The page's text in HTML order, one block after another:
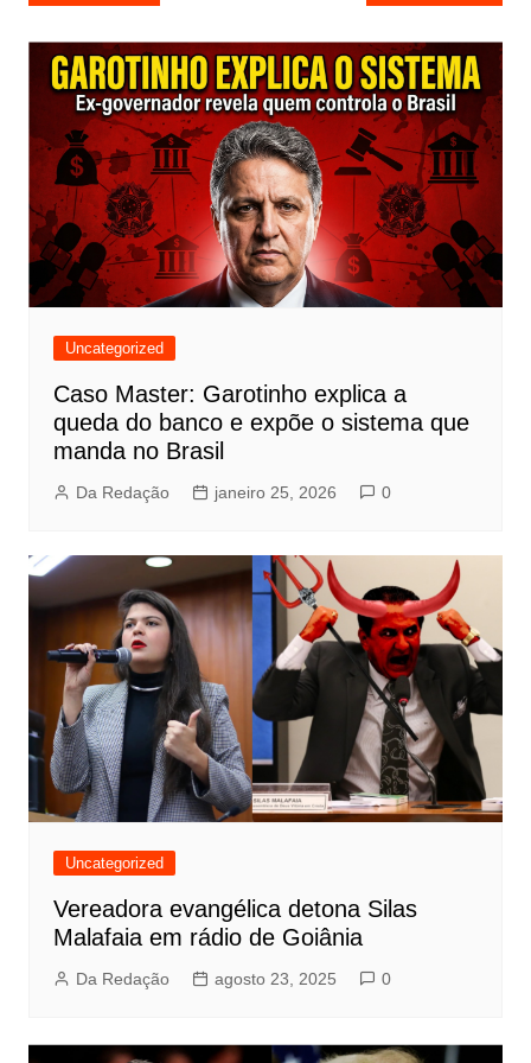
de
Post
Uncategorized
Caso Master: Garotinho explica a
queda do banco e expõe o sistema que
manda no Brasil
Da Redação janeiro 25, 2026 0
Uncategorized
Vereadora evangélica detona Silas
Malafaia em rádio de Goiânia
Da Redação agosto 23, 2025 0